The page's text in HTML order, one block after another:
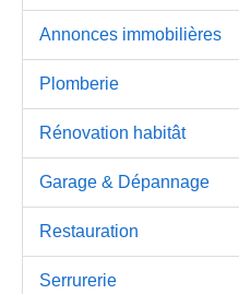
Annonces immobilières
Plomberie
Rénovation habitât
Garage & Dépannage
Restauration
Serrurerie